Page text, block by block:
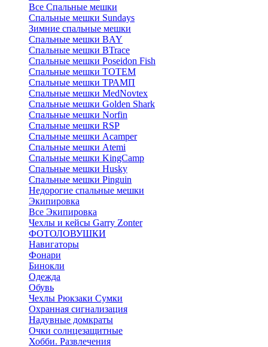
Все Спальные мешки
Спальные мешки Sundays
Зимние спальные мешки
Спальные мешки BAY
Спальные мешки BTrace
Спальные мешки Poseidon Fish
Спальные мешки ТОТЕМ
Спальные мешки ТРАМП
Cпальные мешки MedNovtex
Спальные мешки Golden Shark
Спальные мешки Norfin
Спальные мешки RSP
Спальные мешки Acamper
Спальные мешки Atemi
Спальные мешки KingCamp
Спальные мешки Husky
Спальные мешки Pinguin
Недорогие спальные мешки
Экипировка
Все Экипировка
Чехлы и кейсы Garry Zonter
ФОТОЛОВУШКИ
Навигаторы
Фонари
Бинокли
Одежда
Обувь
Чехлы Рюкзаки Сумки
Охранная сигнализация
Надувные домкраты
Очки солнцезащитные
Хобби. Развлечения